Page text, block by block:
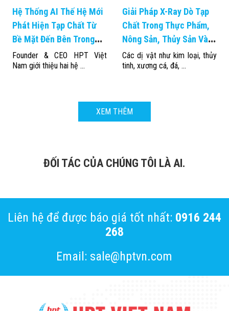
Hệ Thống AI Thế Hệ Mới
Phát Hiện Tạp Chất Từ
Bề Mặt Đến Bên Trong
Sản Phẩm
Founder & CEO HPT Việt
Nam giới thiệu hai hệ ...
Giải Pháp X-Ray Dò Tạp
Chất Trong Thực Phẩm,
Nông Sản, Thủy Sản Và
Trái Cây Xuất Khẩu
Các dị vật như kim loại, thủy
tinh, xương cá, đá, ...
XEM THÊM
ĐỐI TÁC CỦA CHÚNG TÔI LÀ AI.
Liên hệ để được báo giá tốt nhất: 0916 244
268
Email: sale@hptvn.com